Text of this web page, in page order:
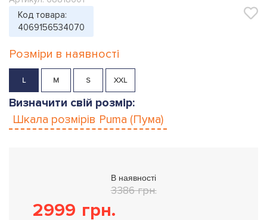
Код товара:
4069156534070
Розміри в наявності
L M S XXL
Визначити свій розмір:
Шкала розмірів Puma (Пума)
В наявності
3386 грн.
2999 грн.